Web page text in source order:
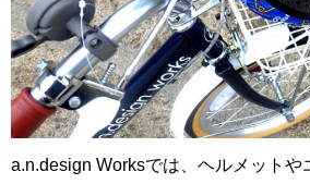
a.n.design Worksでは、ヘルメットや